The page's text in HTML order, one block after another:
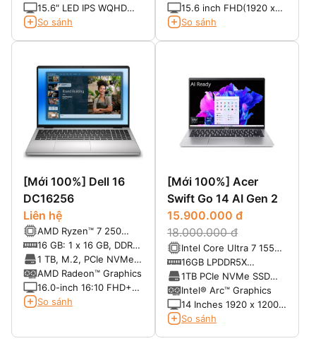
Max Turbo Frequency)
3060 6GB GDDR6 ROG
Boost: 1475MHz* at
Boost)
15.6″ LED IPS WQHD
(2560*1440), 165Hz,
So sánh
165Hz)
32GB SDRAM)
M.2 PCIE)
3060 6GB GDDR6
15.6 inch FHD(1920 x
1080) IPS 165Hz
So sánh
[Mới 100%] Dell 16
DC16256
Liên hệ
AMD Ryzen™ 7 250
Processor (8 cores, up
to 5.1Ghz)
16 GB: 1 x 16 GB, DDR5,
5600 MT/s
1 TB, M.2, PCIe NVMe,
SSD
AMD Radeon™ Graphics
16.0-inch 16:10 FHD+
(1920x1200) Touch
So sánh
[Mới 100%] Acer
Swift Go 14 AI Gen 2
15.900.000 đ
18.000.000 đ
Intel Core Ultra 7 155H
(1.40GHz up to
4.80GHz, 24MB Cache)
16GB LPDDR5X
6400MHz (không nâng
cấp được)
1TB PCIe NVMe SSD
(nâng cấp tối đa 2TB)
Intel® Arc™ Graphics
14 Inches 1920 x 1200
pixels IPS, 400nits,
So sánh